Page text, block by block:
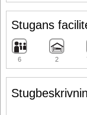
Stugans
6 2